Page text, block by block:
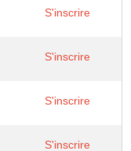
S'inscrire
S'inscrire
S'inscrire
S'inscrire